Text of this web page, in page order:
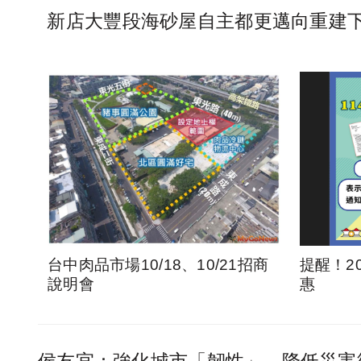
新店大豐段海砂屋自主都更邁向重建
台中肉品市場10/18、10/21招商
說明會
提醒！
惠